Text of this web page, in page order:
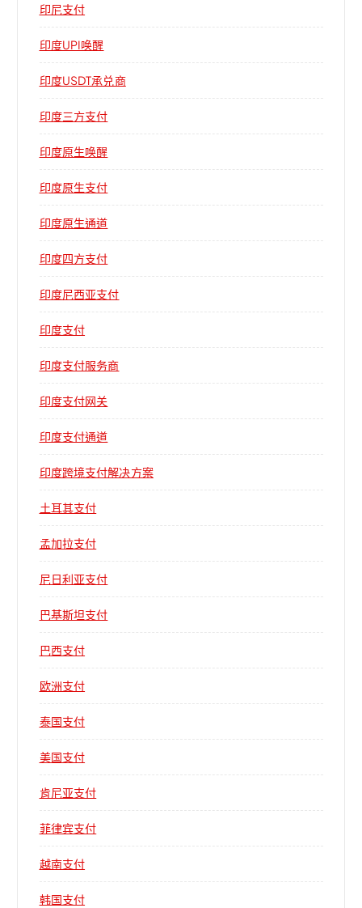
印尼支付
印度UPI唤醒
印度USDT承兑商
印度三方支付
印度原生唤醒
印度原生支付
印度原生通道
印度四方支付
印度尼西亚支付
印度支付
印度支付服务商
印度支付网关
印度支付通道
印度跨境支付解决方案
土耳其支付
孟加拉支付
尼日利亚支付
巴基斯坦支付
巴西支付
欧洲支付
泰国支付
美国支付
肯尼亚支付
菲律宾支付
越南支付
韩国支付